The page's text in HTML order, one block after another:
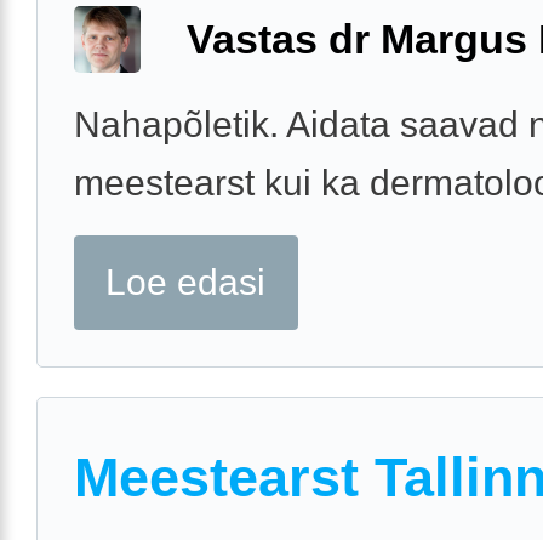
Vastas dr Margus
Nahapõletik. Aidata saavad
meestearst kui ka
Loe edasi
Meestearst